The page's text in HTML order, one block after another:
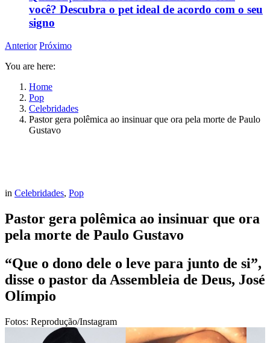
você? Descubra o pet ideal de acordo com o seu
signo
Anterior Próximo
You are here:
Home
Pop
Celebridades
Pastor gera polêmica ao insinuar que ora pela morte de Paulo
Gustavo
in Celebridades, Pop
Pastor gera polêmica ao insinuar que ora
pela morte de Paulo Gustavo
“Que o dono dele o leve para junto de si”,
disse o pastor da Assembleia de Deus, José
Olímpio
Fotos: Reprodução/Instagram